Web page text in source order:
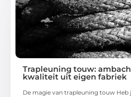
Trapleuning touw:
kwaliteit uit eigen fabriek
De magie van trapleuning touw Heb